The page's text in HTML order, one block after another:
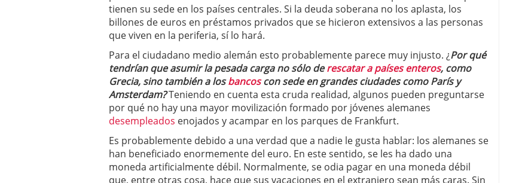
tienen su sede en los países centrales. Si la deuda soberana no los aplasta, los
billones de euros en préstamos privados que se hicieron extensivos a las personas
que viven en la periferia, sí lo hará.
Para el ciudadano medio alemán esto probablemente parece muy injusto. ¿Por qué
tendrían que asumir la pesada carga no sólo derescatar a países enteros, como
Grecia, sino también a losbancoscon sede en grandes ciudades como París y
Amsterdam?Teniendo en cuenta esta cruda realidad, algunos pueden preguntarse
por qué no hay una mayor movilización formado por jóvenes alemanes
desempleados enojados y acampar en los parques de Frankfurt.
Es probablemente debido a una verdad que a nadie le gusta hablar: los alemanes se
han beneficiado enormemente del euro. En este sentido, se les ha dado una
moneda artificialmente débil. Normalmente, se odia pagar en una moneda débil
que, entre otras cosa, hace que sus vacaciones en el extranjero sean más caras. Sin